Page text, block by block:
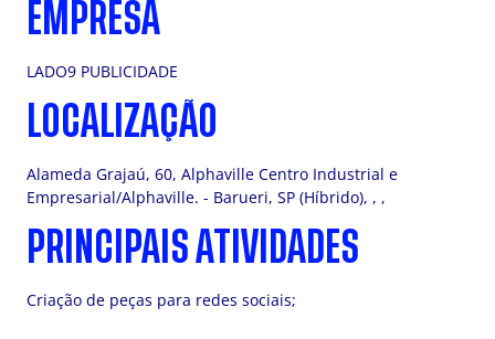
EMPRESA
LADO9 PUBLICIDADE
LOCALIZAÇÃO
Alameda Grajaú, 60, Alphaville Centro Industrial e
Empresarial/Alphaville. - Barueri, SP (Híbrido), , ,
PRINCIPAIS ATIVIDADES
Criação de peças para redes sociais;